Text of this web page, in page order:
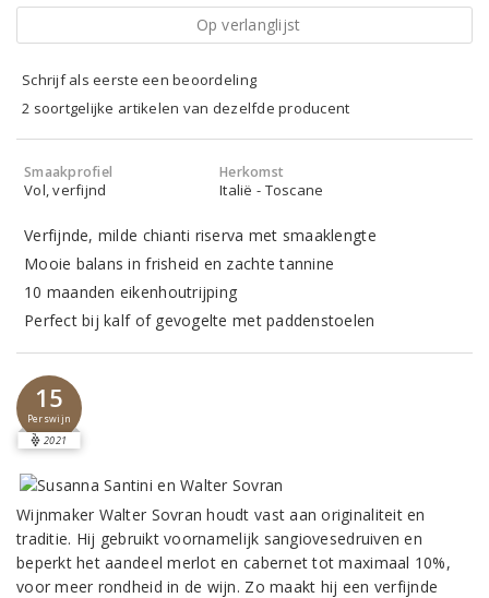
Op verlanglijst
Schrijf als eerste een beoordeling
2 soortgelijke artikelen van dezelfde producent
Smaakprofiel
Vol, verfijnd
Herkomst
Italië - Toscane
Verfijnde, milde chianti riserva met smaaklengte
Mooie balans in frisheid en zachte tannine
10 maanden eikenhoutrijping
Perfect bij kalf of gevogelte met paddenstoelen
15
Perswijn
2021
Wijnmaker Walter Sovran houdt vast aan originaliteit en
traditie. Hij gebruikt voornamelijk sangiovesedruiven en
beperkt het aandeel merlot en cabernet tot maximaal 10%,
voor meer rondheid in de wijn. Zo maakt hij een verfijnde